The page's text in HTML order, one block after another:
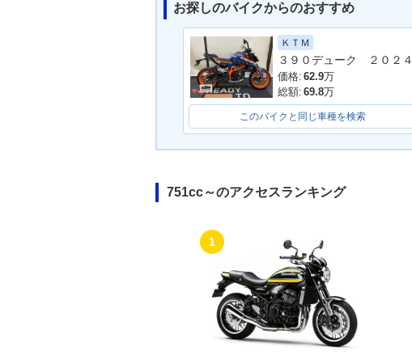
お探しのバイクからのおすすめ
ＫＴＭ
３９０デューク ２０２４
価格: 62.9万
総額: 69.8万
このバイクと同じ車種を検索
751cc～のアクセスランキング
1